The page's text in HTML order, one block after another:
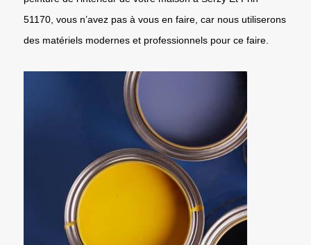
51170, vous n’avez pas à vous en faire, car nous utiliserons
des matériels modernes et professionnels pour ce faire.